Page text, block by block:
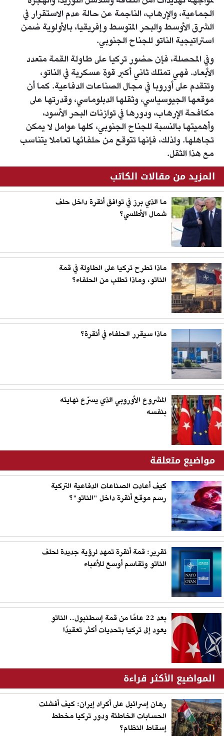
الجماعية، والإرهاب، الناجمة عن حالة عدم الاستقرار في
الشرق الأوسط والبحر المتوسط وإفريقيا، بالأولوية ضمن
استراتيجية الناتو للجناح الجنوبي.
وفي المحصلة، فإن حضور تركيا على طاولة القمة متعدد
الأبعاد. فهي تمتلك ثاني أكبر قوة عسكرية في الناتو،
وتتقدم على أوروبا في مجال الصناعات الدفاعية. كما أن
موقعها الجيوسياسي، وثقلها الدبلوماسي، وقدرتها على
مكافحة الإرهاب، ودورها في توازنات البحر الأسود،
وأهميتها بالنسبة للجناح الجنوبي، كلها عوامل لا يمكن
تجاهلها. ولذلك، فإنها تتوقع من حلفائها تعاملا يتناسب
مع هذا الثقل.
المزيد من مقالات الكاتب
ما الذي برز في توافق أنقرة داخل حلف
شمال الأطلسي؟
ماذا تطرح تركيا على الطاولة في قمة
الناتو، وماذا تطلب من الحلفاء؟
ماذا سيقرر الحلفاء في أنقرة؟
المشروع الأوروبي الذي يسرّع نهايته
بنفسه
مواضيع متعلقة
كيف أعادت الصناعات الدفاعية التركية
رسم موقع أنقرة داخل "الناتو"؟
تقرير: قمة أنقرة تمهد لرؤية جديدة لحلف
الناتو وتقاسم أوسع للأعباء
بعد 22 عامًا من قمة إسطنبول.. الناتو
يعود إلى تركيا بتحديات أكثر تعقيدًا
المواضيع الأكثر قراءة
رهان إسرائيل على أكراد إيران: كيف أفشلت
الحسابات الخاطئة ودور تركيا مخطط
إسقاط النظام؟